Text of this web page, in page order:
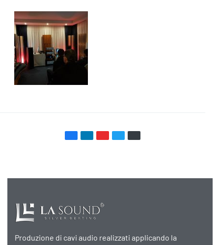
Produzione di cavi audio realizzati applicando la